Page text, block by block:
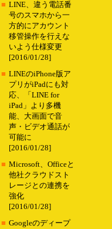
■ LINE、違う電話番
号のスマホから一
方的にアカウント
移管操作を行えな
いよう仕様変更
[2016/01/28]
■ LINEのiPhone版ア
プリがiPadにも対
応、「LINE for
iPad」より多機
能、大画面で音
声・ビデオ通話が
可能に
[2016/01/28]
■ Microsoft、Officeと
他社クラウドスト
レージとの連携を
強化
[2016/01/28]
■ Googleのディープ